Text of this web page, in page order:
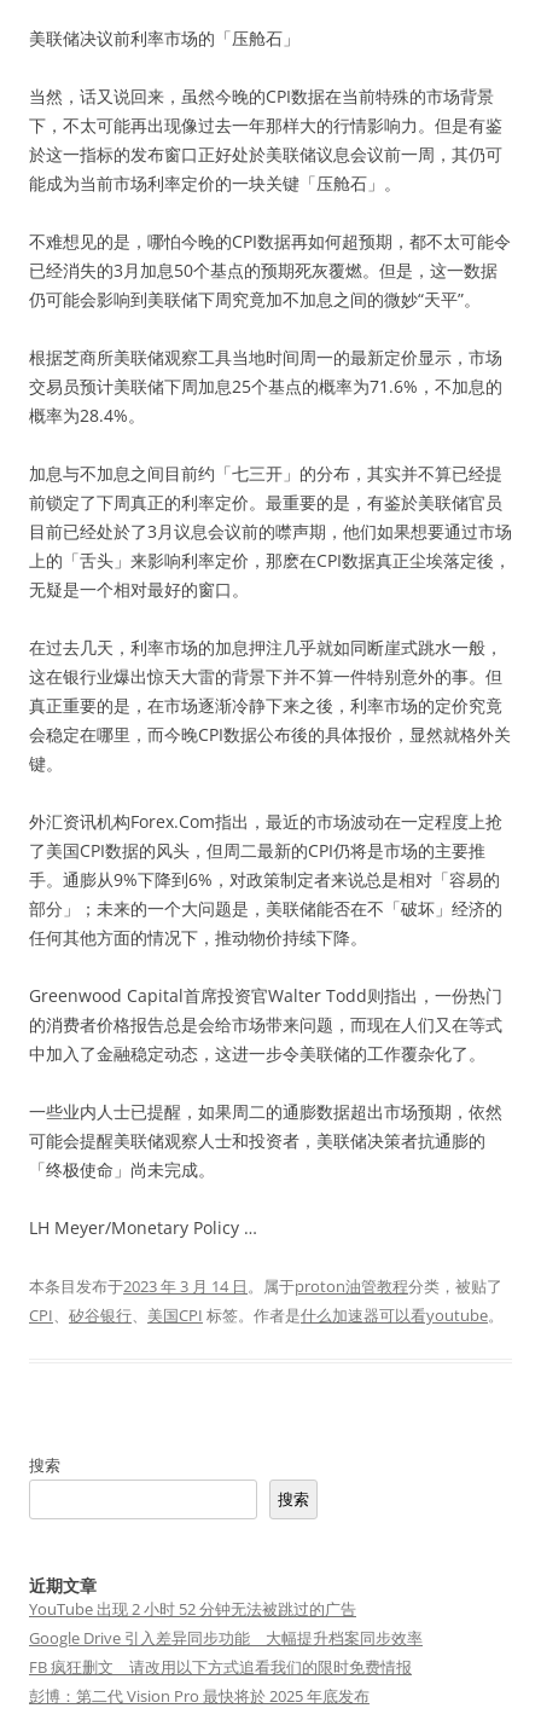
美联储决议前利率市场的「压舱石」
当然，话又说回来，虽然今晚的CPI数据在当前特殊的市场背景
下，不太可能再出现像过去一年那样大的行情影响力。但是有鉴
於这一指标的发布窗口正好处於美联储议息会议前一周，其仍可
能成为当前市场利率定价的一块关键「压舱石」。
不难想见的是，哪怕今晚的CPI数据再如何超预期，都不太可能令
已经消失的3月加息50个基点的预期死灰覆燃。但是，这一数据
仍可能会影响到美联储下周究竟加不加息之间的微妙“天平”。
根据芝商所美联储观察工具当地时间周一的最新定价显示，市场
交易员预计美联储下周加息25个基点的概率为71.6%，不加息的
概率为28.4%。
加息与不加息之间目前约「七三开」的分布，其实并不算已经提
前锁定了下周真正的利率定价。最重要的是，有鉴於美联储官员
目前已经处於了3月议息会议前的噤声期，他们如果想要通过市场
上的「舌头」来影响利率定价，那麽在CPI数据真正尘埃落定後，
无疑是一个相对最好的窗口。
在过去几天，利率市场的加息押注几乎就如同断崖式跳水一般，
这在银行业爆出惊天大雷的背景下并不算一件特别意外的事。但
真正重要的是，在市场逐渐冷静下来之後，利率市场的定价究竟
会稳定在哪里，而今晚CPI数据公布後的具体报价，显然就格外关
键。
外汇资讯机构Forex.Com指出，最近的市场波动在一定程度上抢
了美国CPI数据的风头，但周二最新的CPI仍将是市场的主要推
手。通膨从9%下降到6%，对政策制定者来说总是相对「容易的
部分」；未来的一个大问题是，美联储能否在不「破坏」经济的
任何其他方面的情况下，推动物价持续下降。
Greenwood Capital首席投资官Walter Todd则指出，一份热门
的消费者价格报告总是会给市场带来问题，而现在人们又在等式
中加入了金融稳定动态，这进一步令美联储的工作覆杂化了。
一些业内人士已提醒，如果周二的通膨数据超出市场预期，依然
可能会提醒美联储观察人士和投资者，美联储决策者抗通膨的
「终极使命」尚未完成。
LH Meyer/Monetary Policy …
本条目发布于2023 年 3 月 14 日。属于proton油管教程分类，被贴了
CPI、 矽谷银行、 美国CPI 标签。 作者是什么加速器可以看youtube。
搜索
搜索
近期文章
YouTube 出现 2 小时 52 分钟无法被跳过的广告
Google Drive 引入差异同步功能 大幅提升档案同步效率
FB 疯狂删文 请改用以下方式追看我们的限时免费情报
彭博：第二代 Vision Pro 最快将於 2025 年底发布